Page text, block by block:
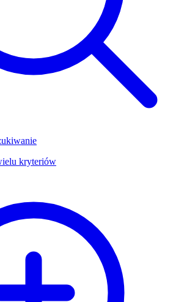
kryteriów